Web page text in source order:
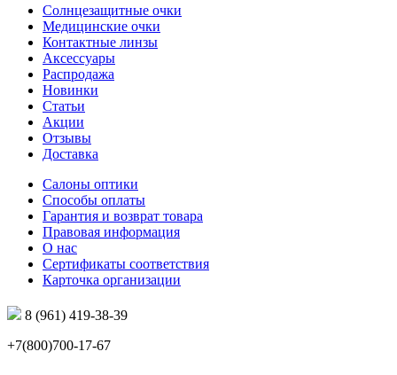
Солнцезащитные очки
Медицинские очки
Контактные линзы
Аксессуары
Распродажа
Новинки
Статьи
Акции
Отзывы
Доставка
Салоны оптики
Способы оплаты
Гарантия и возврат товара
Правовая информация
О нас
Сертификаты соответствия
Карточка организации
8 (961) 419-38-39
+7(800)700-17-67